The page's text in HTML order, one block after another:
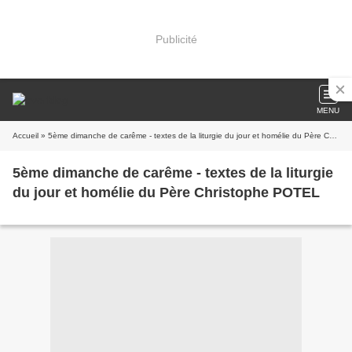
Publicité
MENU
Accueil » 5ème dimanche de carême - textes de la liturgie du jour et homélie du Père Christophe POTEL
5ème dimanche de carême - textes de la liturgie
du jour et homélie du Père Christophe POTEL